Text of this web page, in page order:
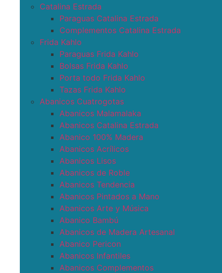
Catalina Estrada
Paraguas Catalina Estrada
Complementos Catalina Estrada
Frida Kahlo
Paraguas Frida Kahlo
Bolsas Frida Kahlo
Porta todo Frida Kahlo
Tazas Frida Kahlo
Abanicos Cuatrogotas
Abanicos Malamalaka
Abanicos Catalina Estrada
Abanico 100% Madera
Abanicos Acrílicos
Abanicos Lisos
Abanicos de Roble
Abanicos Tendencia
Abanicos Pintados a Mano
Abanicos Arte y Música
Abanico Bambú
Abanicos de Madera Artesanal
Abanico Pericon
Abanicos Infantiles
Abanicos Complementos